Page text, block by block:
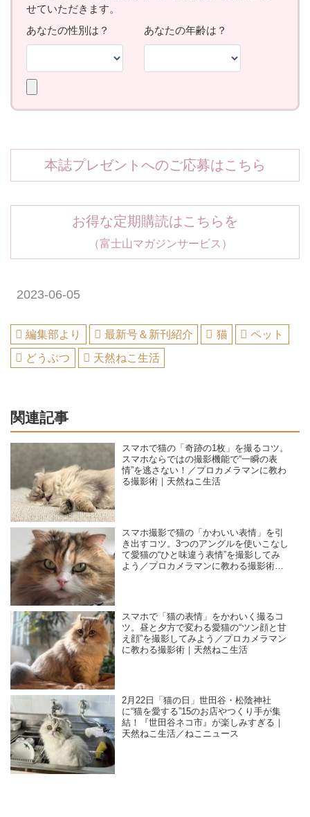
本誌プレゼントへのご応募はこちら
お得な定期購読はこちらを
（富士山マガジンサービス）
2023-06-05
編集部より 最新号＆新刊紹介 猫
ペット
どうぶつ
天然ねこ生活
関連記事
スマホで猫の「奇跡の1枚」を撮るコツ。
スマホならではの撮影機能で“一瞬の表
情”を逃さない！／プロカメラマンに教わ
る撮影術｜天然ねこ生活
スマホ撮影で猫の「かわいい表情」を引
き出すコツ。3つのアングルを使いこなし
て愛猫の“ひと味違う表情”を撮影してみ
よう／プロカメラマンに教わる撮影術｜
スマホで「猫の表情」をかわいく撮るコ
ツ。昼と夕方で変わる愛猫の“ツン顔と甘
え顔”を撮影してみよう／プロカメラマン
に教わる撮影術｜天然ねこ生活
2月22日「猫の日」世田谷・松陰神社
に“猫を愛する”15のお店やつくり手が集
結！『世田谷ネコ市』が楽しみすぎる｜
天然ねこ生活／ねこニュース